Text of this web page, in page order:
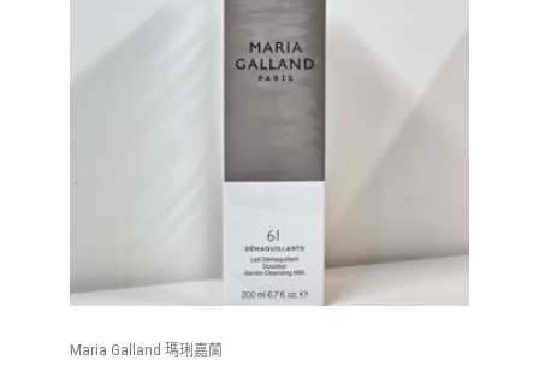
Maria Galland 瑪琍嘉蘭